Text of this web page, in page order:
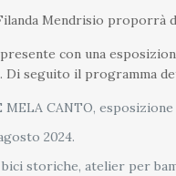
Mendrisio proporrà
con una
Di seguito il programma
MELA CANTO,
2024.
bici storiche, atelier per